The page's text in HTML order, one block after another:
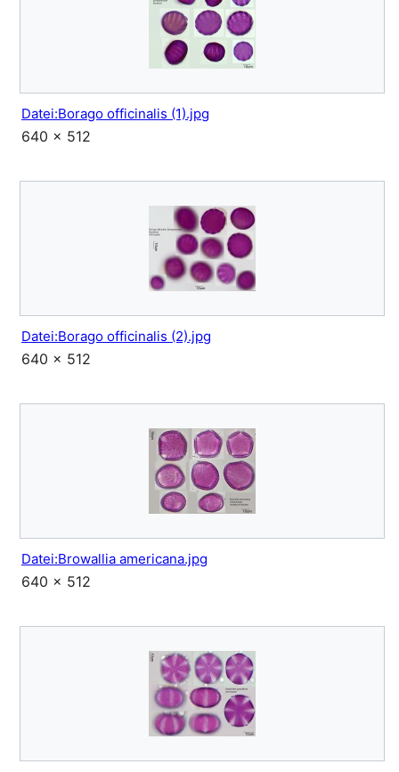
Datei:Borago officinalis (1).jpg
640 × 512
Datei:Borago officinalis (2).jpg
640 × 512
Datei:Browallia americana.jpg
640 × 512